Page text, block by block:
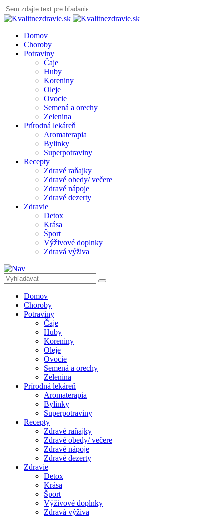
Domov
Choroby
Potraviny
Čaje
Huby
Koreniny
Oleje
Ovocie
Semená a orechy
Zelenina
Prírodná lekáreň
Aromaterapia
Bylinky
Superpotraviny
Recepty
Zdravé raňajky
Zdravé obedy/ večere
Zdravé nápoje
Zdravé dezerty
Zdravie
Detox
Krása
Šport
Výživové doplnky
Zdravá výživa
Domov
Choroby
Potraviny
Čaje
Huby
Koreniny
Oleje
Ovocie
Semená a orechy
Zelenina
Prírodná lekáreň
Aromaterapia
Bylinky
Superpotraviny
Recepty
Zdravé raňajky
Zdravé obedy/ večere
Zdravé nápoje
Zdravé dezerty
Zdravie
Detox
Krása
Šport
Výživové doplnky
Zdravá výživa